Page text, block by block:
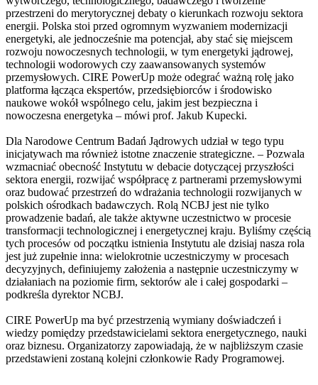
przestrzeni do merytorycznej debaty o kierunkach rozwoju sektora
energii. Polska stoi przed ogromnym wyzwaniem modernizacji
energetyki, ale jednocześnie ma potencjał, aby stać się miejscem
rozwoju nowoczesnych technologii, w tym energetyki jądrowej,
technologii wodorowych czy zaawansowanych systemów
przemysłowych. CIRE PowerUp może odegrać ważną rolę jako
platforma łącząca ekspertów, przedsiębiorców i środowisko
naukowe wokół wspólnego celu, jakim jest bezpieczna i
nowoczesna energetyka – mówi prof. Jakub Kupecki.
Dla Narodowe Centrum Badań Jądrowych udział w tego typu
inicjatywach ma również istotne znaczenie strategiczne. – Pozwala
wzmacniać obecność Instytutu w debacie dotyczącej przyszłości
sektora energii, rozwijać współpracę z partnerami przemysłowymi
oraz budować przestrzeń do wdrażania technologii rozwijanych w
polskich ośrodkach badawczych. Rolą NCBJ jest nie tylko
prowadzenie badań, ale także aktywne uczestnictwo w procesie
transformacji technologicznej i energetycznej kraju. Byliśmy częścią
tych procesów od początku istnienia Instytutu ale dzisiaj nasza rola
jest już zupełnie inna: wielokrotnie uczestniczymy w procesach
decyzyjnych, definiujemy założenia a następnie uczestniczymy w
działaniach na poziomie firm, sektorów ale i całej gospodarki –
podkreśla dyrektor NCBJ.
CIRE PowerUp ma być przestrzenią wymiany doświadczeń i
wiedzy pomiędzy przedstawicielami sektora energetycznego, nauki
oraz biznesu. Organizatorzy zapowiadają, że w najbliższym czasie
przedstawieni zostaną kolejni członkowie Rady Programowej.